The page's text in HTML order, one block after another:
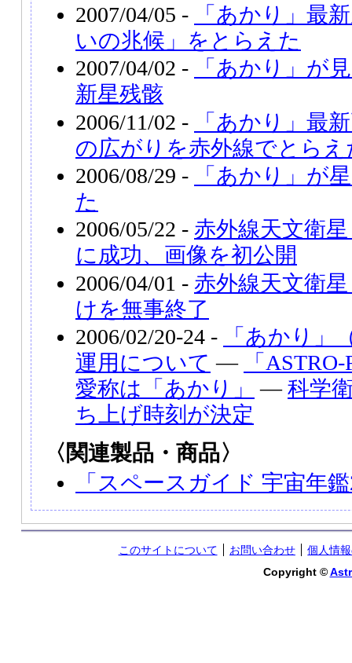
2007/04/05 -
「あかり」最
いの兆候」をとらえた
2007/04/02 -
「あかり」が
新星残骸
2006/11/02 -
「あかり」最
の広がりを赤外線でとらえ
2006/08/29 -
「あかり」が
た
2006/05/22 - 赤外線天文衛
に成功、画像を初公開
2006/04/01 - 赤外線天文衛
けを無事終了
2006/02/20-24 -
「あかり」
運用について ―
「
愛称は「あかり」
―科学
ち上げ時刻が決定
〈関連製品・商品〉
「スペースガイド 宇宙年
このサイトについて お問い合わせ
個人情
Copyright ©